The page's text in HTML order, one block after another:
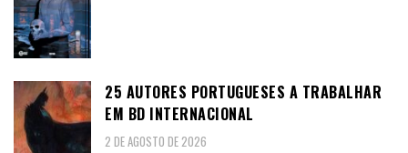
25 AUTORES PORTUGUESES A TRABALHAR
EM BD INTERNACIONAL
2 DE AGOSTO DE 2026